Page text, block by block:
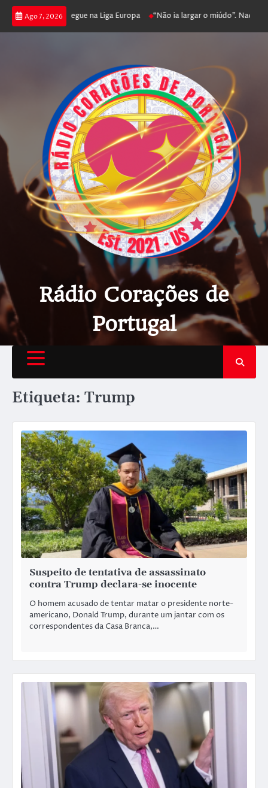
Ago 7, 2026
poker e prossegue na Liga Europa “Não ia largar o miúdo”. Nadador-
Rádio Corações de
Portugal
Etiqueta: Trump
Suspeito de tentativa de assassinato
contra Trump declara-se inocente
O homem acusado de tentar matar o presidente norte-
americano, Donald Trump, durante um jantar com os
correspondentes da Casa Branca,…